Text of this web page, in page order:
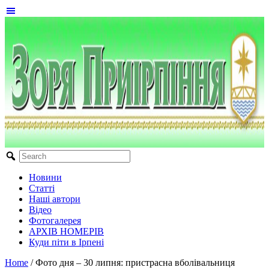
Новини
Статті
Наші автори
Відео
Фотогалерея
АРХІВ НОМЕРІВ
Куди піти в Ірпені
Home / Фото дня – 30 липня: пристрасна вболівальниця